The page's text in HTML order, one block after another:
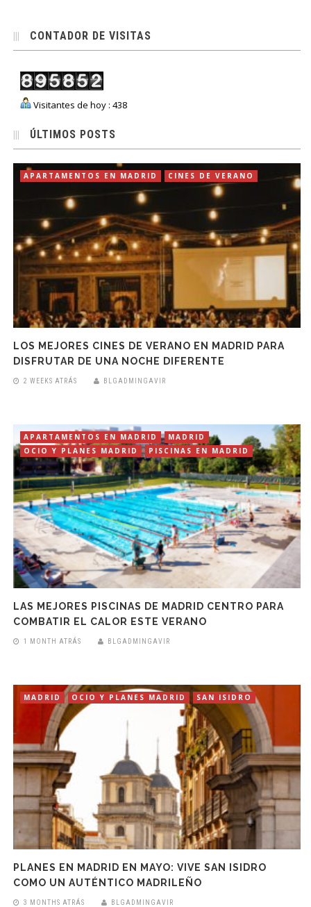
CONTADOR DE VISITAS
Visitantes de hoy : 438
ÚLTIMOS POSTS
APARTAMENTOS EN MADRID CINES DE VERANO
LOS MEJORES CINES DE VERANO EN MADRID PARA
DISFRUTAR DE UNA NOCHE DIFERENTE
2 WEEKS ATRÁS BLGADMINGAVIR
APARTAMENTOS EN MADRID
MADRID
OCIO Y PLANES MADRID
PISCINAS EN MADRID
LAS MEJORES PISCINAS DE MADRID CENTRO PARA
COMBATIR EL CALOR ESTE VERANO
1 MONTH ATRÁS BLGADMINGAVIR
MADRID OCIO Y PLANES MADRID SAN ISIDRO
PLANES EN MADRID EN MAYO: VIVE SAN ISIDRO
COMO UN AUTÉNTICO MADRILEÑO
3 MONTHS ATRÁS BLGADMINGAVIR